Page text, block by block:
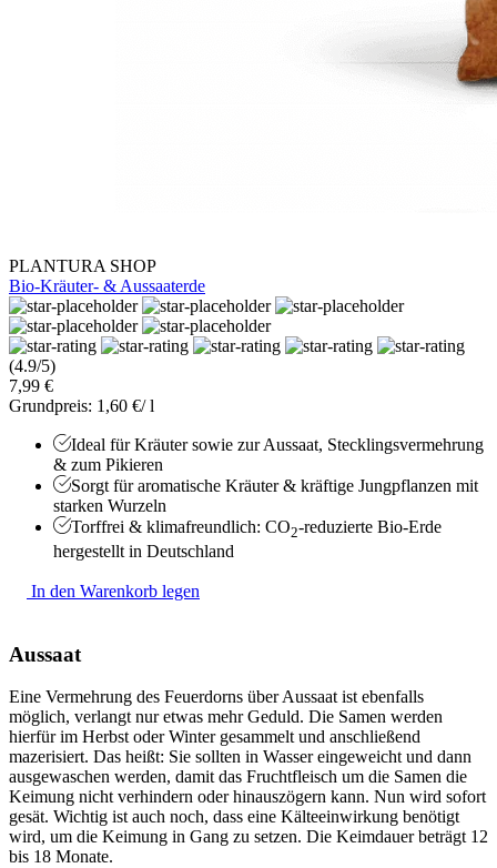
PLANTURA SHOP
Bio-Kräuter- & Aussaaterde
(4.9/5)
7,99 €
Grundpreis: 1,60 €/ l
Ideal für Kräuter sowie zur Aussaat, Stecklingsvermehrung
& zum Pikieren
Sorgt für aromatische Kräuter & kräftige Jungpflanzen mit
starken Wurzeln
Torffrei & klimafreundlich: CO2-reduzierte Bio-Erde
hergestellt in Deutschland
In den Warenkorb legen
Aussaat
Eine Vermehrung des Feuerdorns über Aussaat ist ebenfalls
möglich, verlangt nur etwas mehr Geduld. Die Samen werden
hierfür im Herbst oder Winter gesammelt und anschließend
mazerisiert. Das heißt: Sie sollten in Wasser eingeweicht und dann
ausgewaschen werden, damit das Fruchtfleisch um die Samen die
Keimung nicht verhindern oder hinauszögern kann. Nun wird sofort
gesät. Wichtig ist auch noch, dass eine Kälteeinwirkung benötigt
wird, um die Keimung in Gang zu setzen. Die Keimdauer beträgt 12
bis 18 Monate.